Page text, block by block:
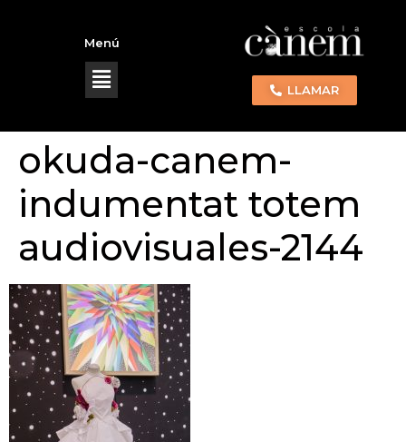
Menú
LLAMAR
okuda-canem-
indumentat totem
audiovisuales-2144